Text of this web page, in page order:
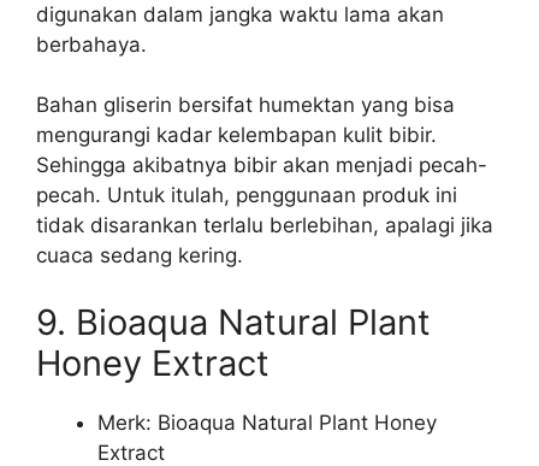
digunakan dalam jangka waktu lama akan
berbahaya.
Bahan gliserin bersifat humektan yang bisa
mengurangi kadar kelembapan kulit bibir.
Sehingga akibatnya bibir akan menjadi pecah-
pecah. Untuk itulah, penggunaan produk ini
tidak disarankan terlalu berlebihan, apalagi jika
cuaca sedang kering.
9. Bioaqua Natural Plant
Honey Extract
Merk: Bioaqua Natural Plant Honey
Extract